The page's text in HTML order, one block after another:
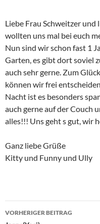
Liebe Frau Schweitzer und
wollten uns mal bei euch
Nun sind wir schon fast 1
Garten, es gibt dort soviel
auch sehr gerne. Zum
können wir frei
Nacht ist es besonders
auch gerne auf der Couch
alles!!! Uns geht s gut, wir
Ganz liebe Grüße
Kitty und Funny und Ully
VORHERIGER BEITRAG